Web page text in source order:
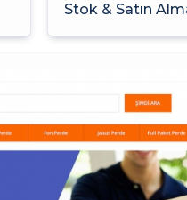
Stok & Satın